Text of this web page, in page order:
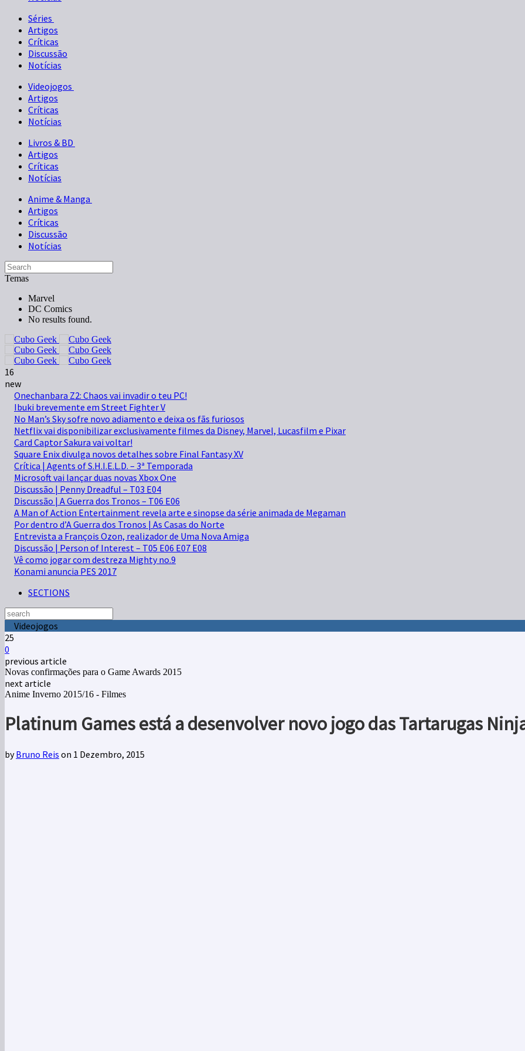
Séries
Artigos
Críticas
Discussão
Notícias
Videojogos
Artigos
Críticas
Notícias
Livros & BD
Artigos
Críticas
Notícias
Anime & Manga
Artigos
Críticas
Discussão
Notícias
Temas
Marvel
DC Comics
No results found.
16
new
Onechanbara Z2: Chaos vai invadir o teu PC!
Ibuki brevemente em Street Fighter V
No Man’s Sky sofre novo adiamento e deixa os fãs furiosos
Netflix vai disponibilizar exclusivamente filmes da Disney, Marvel, Lucasfilm e Pixar
Card Captor Sakura vai voltar!
Square Enix divulga novos detalhes sobre Final Fantasy XV
Crítica | Agents of S.H.I.E.L.D. – 3ª Temporada
Microsoft vai lançar duas novas Xbox One
Discussão | Penny Dreadful – T03 E04
Discussão | A Guerra dos Tronos – T06 E06
A Man of Action Entertainment revela arte e sinopse da série animada de Megaman
Por dentro d’A Guerra dos Tronos | As Casas do Norte
Entrevista a François Ozon, realizador de Uma Nova Amiga
Discussão | Person of Interest – T05 E06 E07 E08
Vê como jogar com destreza Mighty no.9
Konami anuncia PES 2017
SECTIONS
Videojogos
25
0
previous article
Novas confirmações para o Game Awards 2015
next article
Anime Inverno 2015/16 - Filmes
Platinum Games está a desenvolver novo jogo das Tartarugas
byBruno Reis on 1 Dezembro, 2015